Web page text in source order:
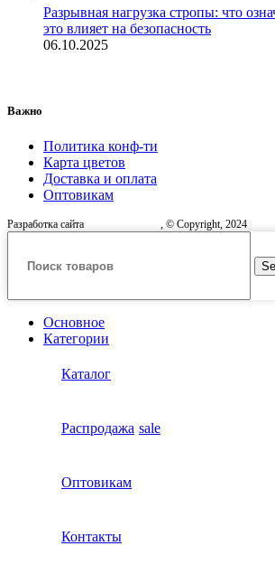
Разрывная нагрузка стропы: что
это влияет на безопасность
06.10.2025
Важно
Политика конф-ти
Карта цветов
Доставка и оплата
Оптовикам
Разработка сайта , © Copyright, 2024
Основное
Категории
Каталог
Распродажа sale
Оптовикам
Контакты